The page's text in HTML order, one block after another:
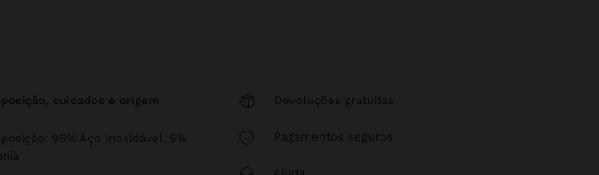
cuidados e origem
95% Aço Inoxidável, 5%
Devoluções gratuitas
Pagamentos seguros